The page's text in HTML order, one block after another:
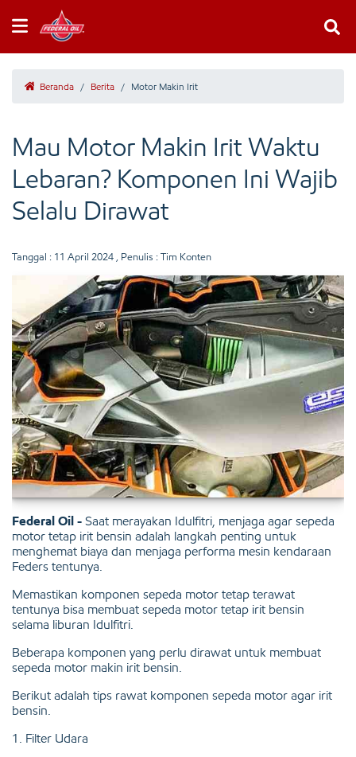
Beranda / Berita / Motor Makin Irit
Mau Motor Makin Irit Waktu
Lebaran? Komponen Ini Wajib
Selalu Dirawat
Tanggal : 11 April 2024 , Penulis : Tim Konten
Federal Oil - Saat merayakan Idulfitri, menjaga agar sepeda
motor tetap irit bensin adalah langkah penting untuk
menghemat biaya dan menjaga performa mesin kendaraan
Feders tentunya.
Memastikan komponen sepeda motor tetap terawat
tentunya bisa membuat sepeda motor tetap irit bensin
selama liburan Idulfitri.
Beberapa komponen yang perlu dirawat untuk membuat
sepeda motor makin irit bensin.
Berikut adalah tips rawat komponen sepeda motor agar irit
bensin.
1. Filter Udara